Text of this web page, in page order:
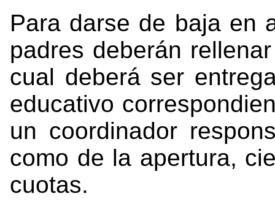
Para darse de baja en
padres deberán
cual deberá ser
educativo
un coordinador
como de la apertura,
cuotas.